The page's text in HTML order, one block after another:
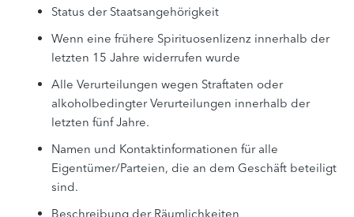
Status der Staatsangehörigkeit
Wenn eine frühere Spirituosenlizenz innerhalb der
letzten 15 Jahre widerrufen wurde
Alle Verurteilungen wegen Straftaten oder
alkoholbedingter Verurteilungen innerhalb der
letzten fünf Jahre.
Namen und Kontaktinformationen für alle
Eigentümer/Parteien, die an dem Geschäft beteiligt
sind.
Beschreibung der Räumlichkeiten